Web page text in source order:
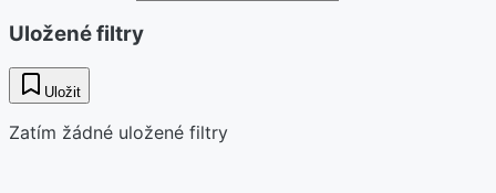
Uložené filtry
Uložit
Zatím žádné uložené filtry